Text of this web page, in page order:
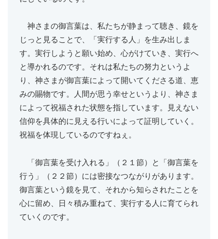
神さまの御言葉は、私たちが静まって聴き、鏡を
じっと見ることで、「実行する人」を生み出しま
す。実行しようと願い始め、心がけていき、実行へ
と導かれるのです。それは私たちの努力というよ
り、神さまが御言葉によって開いてくださる道、恵
みの賜物です。人間が思う幸せというより、神さま
によって祝福された状態を指しています。見えない
信仰を具体的に見える行いによって証明していく。
祝福を体現しているのですねぇ。
「御言葉を受け入れる」（２１節）と「御言葉を
行う」（２２節）には密接なつながりがあります。
御言葉という鏡を見て、それから知らされたことを
心に留め、日々積み重ねて、実行する人に育てられ
ていくのです。